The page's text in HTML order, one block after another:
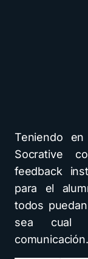
Teniendo
Socrative
feedback
para el
todos
sea cual
comunicación.